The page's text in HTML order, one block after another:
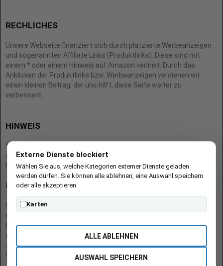
RECHLICHES
Unsere Webseite finanziert sich durch platzierte Werbeanzeigen
und sogenannten Affiliate Links (Produktlinks). Diese sind mit
einem * oder einem Hinweis auf Amazon verlinkt. Durch das
Anklicken der Produktlinks bzw. Werbeanzeigen verdienen wir
einen kleinen Betrag, der uns hilft, diese Seite weiter zu
verbessern.
HINWEIS
* = Afilliate-Link (=Werbung)
Als Amazon-Partner verdient der Seitenbetreiber an qualifizierten
Käufen.
Hinweis zu Preisen und Verfügbarkeiten
Sofern Produktpreise und Verfügbarkeiten angezeigt werden,
entsprechen diese dem angegebenen Stand (Datum/Uhrzeit) und
können sich auf der verlinkten Seite jederzeit ändern. Für den Kauf
eines Produkts gelten die Angaben zu Preis und Verfügbarkeit, die
zum Kaufzeitpunkt [auf der/den maßgeblichen Amazon-
Website(s)] angezeigt werden.
Externe Dienste blockiert
Wählen Sie aus, welche Kategorien externer Dienste geladen
werden dürfen. Sie können alle ablehnen, eine Auswahl speichern
oder alle akzeptieren.
Karten
ALLE ABLEHNEN
AUSWAHL SPEICHERN